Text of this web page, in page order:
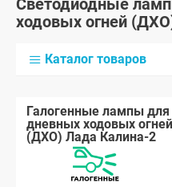
Светодиодные
ходовых огней
Каталог товаров
Галогенные лампы для
дневных ходовых огней
(ДХО) Лада Калина-2